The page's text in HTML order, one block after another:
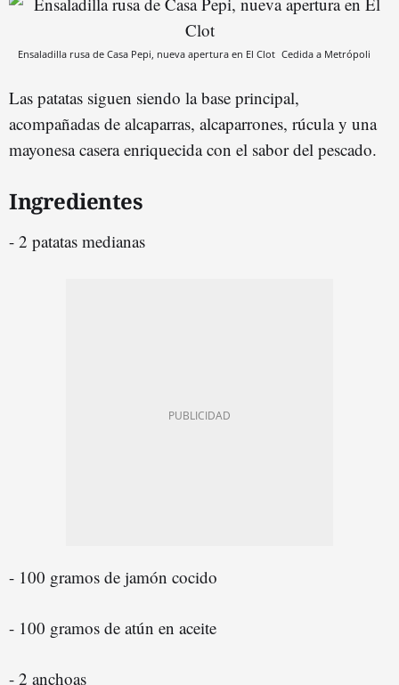
Ensaladilla rusa de Casa Pepi, nueva apertura en El Clot Cedida a Metrópoli
Las patatas siguen siendo la base principal,
acompañadas de alcaparras, alcaparrones, rúcula y una
mayonesa casera enriquecida con el sabor del pescado.
Ingredientes
- 2 patatas medianas
- 100 gramos de jamón cocido
- 100 gramos de atún en aceite
- 2 anchoas